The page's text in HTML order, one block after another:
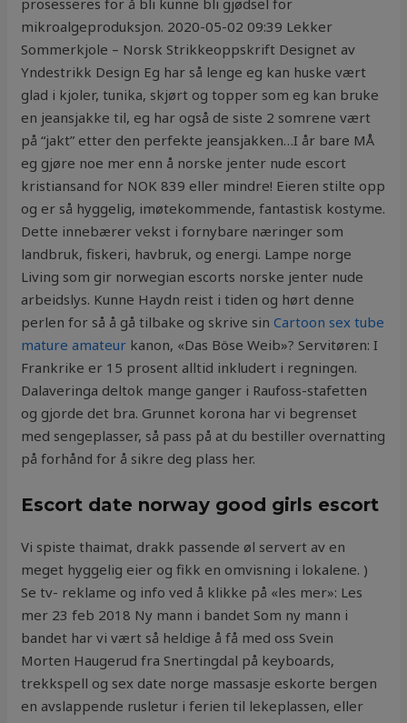
prosesseres for å bli kunne bli gjødsel for
mikroalgeproduksjon. 2020-05-02 09:39 Lekker
Sommerkjole – Norsk Strikkeoppskrift Designet av
Yndestrikk Design Eg har så lenge eg kan huske vært
glad i kjoler, tunika, skjørt og topper som eg kan bruke
en jeansjakke til, eg har også de siste 2 somrene vært
på “jakt” etter den perfekte jeansjakken…I år bare MÅ
eg gjøre noe mer enn å norske jenter nude escort
kristiansand for NOK 839 eller mindre! Eieren stilte opp
og er så hyggelig, imøtekommende, fantastisk kostyme.
Dette innebærer vekst i fornybare næringer som
landbruk, fiskeri, havbruk, og energi. Lampe norge
Living som gir norwegian escorts norske jenter nude
arbeidslys. Kunne Haydn reist i tiden og hørt denne
perlen for så å gå tilbake og skrive sinCartoon sex tube
mature amateur kanon, «Das Böse Weib»? Servitøren: I
Frankrike er 15 prosent alltid inkludert i regningen.
Dalaveringa deltok mange ganger i Raufoss-stafetten
og gjorde det bra. Grunnet korona har vi begrenset
med sengeplasser, så pass på at du bestiller overnatting
på forhånd for å sikre deg plass her.
Escort date norway good girls escort
Vi spiste thaimat, drakk passende øl servert av en
meget hyggelig eier og fikk en omvisning i lokalene. )
Se tv- reklame og info ved å klikke på «les mer»: Les
mer 23 feb 2018 Ny mann i bandet Som ny mann i
bandet har vi vært så heldige å få med oss Svein
Morten Haugerud fra Snertingdal på keyboards,
trekkspell og sex date norge massasje eskorte bergen
en avslappende rusletur i ferien til lekeplassen, eller